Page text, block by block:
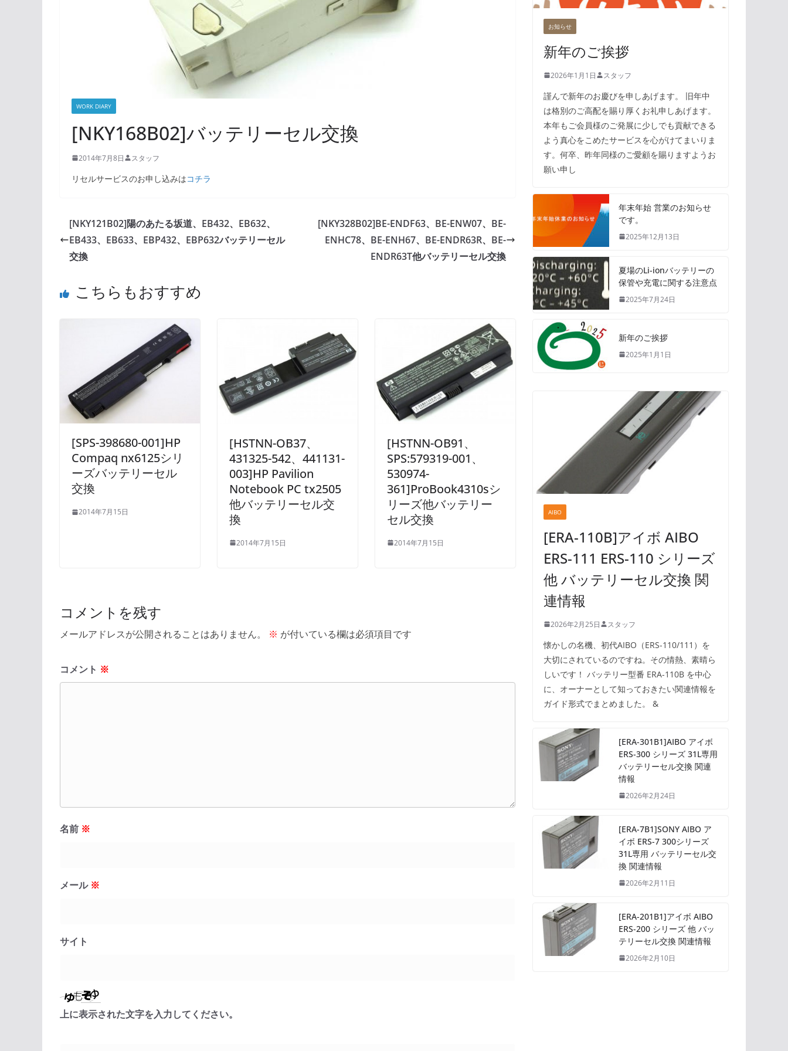
WORK DIARY
[NKY168B02]バッテリーセル交換
2014年7月8日 スタッフ
リセルサービスのお申し込みはコチラ
[NKY121B02]陽のあたる坂道、EB432、EB632、
EB433、EB633、EBP432、EBP632バッテリーセル
交換
[NKY328B02]BE-ENDF63、BE-ENW07、BE-
ENHC78、BE-ENH67、BE-ENDR63R、BE-
ENDR63T他バッテリーセル交換
こちらもおすすめ
[SPS-398680-001]HP
Compaq nx6125シリ
ーズバッテリーセル
交換
2014年7月15日
[HSTNN-OB37、
431325-542、441131-
003]HP Pavilion
Notebook PC tx2505
他バッテリーセル交
換
2014年7月15日
[HSTNN-OB91、
SPS:579319-001、
530974-
361]ProBook4310sシ
リーズ他バッテリー
セル交換
2014年7月15日
コメントを残す
メールアドレスが公開されることはありません。 ※ が付いている欄は必須項目です
コメント ※
名前 ※
メール ※
サイト
上に表示された文字を入力してください。
お知らせ
新年のご挨拶
2026年1月1日 スタッフ
謹んで新年のお慶びを申しあげます。 旧年中
は格別のご高配を賜り厚くお礼申しあげます。
本年もご会員様のご発展に少しでも貢献できる
よう真心をこめたサービスを心がけてまいりま
す。何卒、昨年同様のご愛顧を賜りますようお
願い申し
年末年始 営業のお知らせ
です。
2025年12月13日
夏場のLi-ionバッテリーの
保管や充電に関する注意点
2025年7月24日
新年のご挨拶
2025年1月1日
AIBO
[ERA-110B]アイボ AIBO
ERS-111 ERS-110 シリーズ
他 バッテリーセル交換 関
連情報
2026年2月25日 スタッフ
懐かしの名機、初代AIBO（ERS-110/111）を
大切にされているのですね。その情熱、素晴ら
しいです！ バッテリー型番 ERA-110B を中心
に、オーナーとして知っておきたい関連情報を
ガイド形式でまとめました。 &
[ERA-301B1]AIBO アイボ
ERS-300 シリーズ 31L専用
バッテリーセル交換 関連
情報
2026年2月24日
[ERA-7B1]SONY AIBO ア
イボ ERS-7 300シリーズ
31L専用 バッテリーセル交
換 関連情報
2026年2月11日
[ERA-201B1]アイボ AIBO
ERS-200 シリーズ 他 バッ
テリーセル交換 関連情報
2026年2月10日